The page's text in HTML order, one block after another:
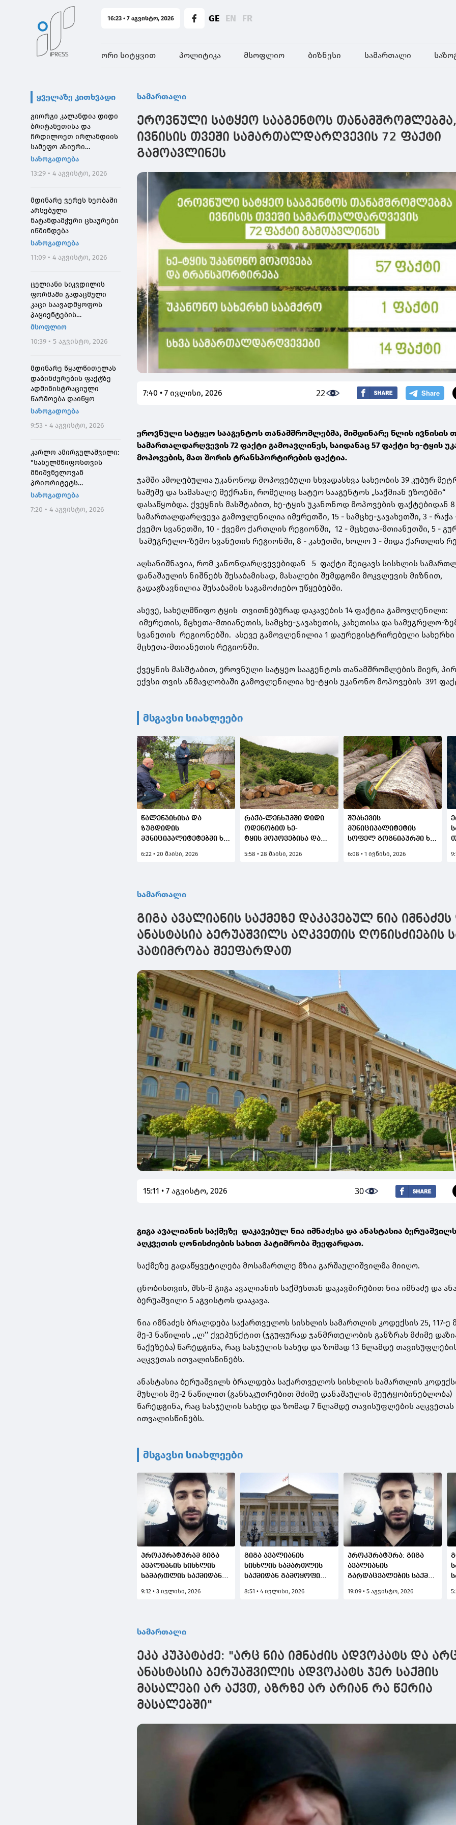
16:23 • 7 აგვისტო, 2026 GE EN FR
ორი სიტყვით პოლიტიკა მსოფლიო ბიზნესი სამართალი
ყველაზე კითხვადი
გიორგი კალანდია დიდი
ბრიტანეთისა და
ჩრდილოეთ ირლანდიის
სამეფო აზიური
საზოგადოების
საზოგადოება
13:29 • 4 აგვისტო, 2026
მდინარე ვერეს ხეობაში
არსებული
ნატანდამჭერი ცხაურები
იწმინდება
საზოგადოება
11:09 • 4 აგვისტო, 2026
ცელიანი სიკვდილის
ფორმაში გადაცმული
კაცი საავადმყოფოს
პაციენტების
შეშინებისთვის
მსოფლიო
10:39 • 5 აგვისტო, 2026
მდინარე წყალწითელას
დაბინძურების ფაქტზე
ადმინისტრაციული
წარმოება დაიწყო
საზოგადოება
9:53 • 4 აგვისტო, 2026
კარლო ამირგულაშვილი:
"სახელმწიფოსთვის
მნიშვნელოვან
პრიორიტეტს
საქართველოს ტყეების,
დეგრადირებული
საზოგადოება
7:20 • 4 აგვისტო, 2026
სამართალი
ეროვნული სატყეო სააგენტოს თანამშრომლებმა,
ივნისის თვეში სამართალდარღვევის 72 ფაქტი
გამოავლინეს
7:40 • 7 ივლისი, 2026 22
ეროვნული სატყეო სააგენტოს თანამშრომლებმა, მიმდინარე წლის ივნისის
სამართალდარღვევის 72 ფაქტი გამოავლინეს, საიდანაც 57 ფაქტი ხე-ტყის
მოპოვების, მათ შორის ტრანსპორტირების ფაქტია.
ჯამში ამოღებულია უკანონოდ მოპოვებული სხვადასხვა სახეობის 39 კუბურ
საშეშე და სამასალე მექრანი, რომელიც სატეო სააგენტოს „საქმიან ეზოებში“
დასაწყობდა. ქვეყნის მასშტაბით, ხე-ტყის უკანონოდ მოპოვების ფაქტებიდან
სამართალდარღვევა გამოვლენილია იმერეთში, 15 - სამცხე-ჯავახეთში, 3 -
ქვემო სვანეთში, 10 - ქვემო ქართლის რეგიონში, 12 - მცხეთა-მთიანეთში, 5 -
სამეგრელო-ზემო სვანეთის რეგიონში, 8 - კახეთში, ხოლო 3 - შიდა ქართლის
აღსანიშნავია, რომ კანონდარღვევებიდან 5 ფაქტი შეიცავს სისხლის
დანაშაულის ნიშნებს შესაბამისად, მასალები შემდგომი მოკვლევის მიზნით,
გადაგზავნილია შესაბამის საგამოძიებო უწყებებში.
ასევე, სახელმწიფო ტყის თვითნებურად დაკავების 14 ფაქტია გამოვლენილი:
იმერეთის, მცხეთა-მთიანეთის, სამცხე-ჯავახეთის, კახეთისა და სამეგრელო-
სვანეთის რეგიონებში. ასევე გამოვლენილია 1 დაურეგისტრირებელი სახერხი
მცხეთა-მთიანეთის რეგიონში.
ქვეყნის მასშტაბით, ეროვნული სატყეო სააგენტოს თანამშრომლების მიერ,
ექვსი თვის ანმავლობაში გამოვლენილია ხე-ტყის უკანონო მოპოვების 391
მსგავსი სიახლეები
წალენჯიხისა და
ზუგდიდის
მუნიციპალიტეტებში ხე-
მოპოვების ფაქტები
6:22 • 20 მაისი, 2026
რაჭა-ლეჩხუმში დიდი
ოდენობით ხე-
ტყის მოპოვებისა და
ფაქტი გამოვლინეს
5:58 • 28 მაისი, 2026
შუახევის
მუნიციპალიტეტის
სოფელ გოგნიაურში ხე-
მოპოვების ფაქტი
6:08 • 1 ივნისი, 2026
სამართალი
გიგა ავალიანის საქმეზე დაკავებულ ნია იმნაძეს
ანასტასია ბერუაშვილს აღკვეთის ღონისძიების
პატიმრობა შეეფარდათ
15:11 • 7 აგვისტო, 2026 30
გიგა ავალიანის საქმეზე დაკავებულ ნია იმნაძესა და ანასტასია ბერუაშვილს
აღკვეთის ღონისძიების სახით პატიმრობა შეეფარდათ.
საქმეზე გადაწყვეტილება მოსამართლე მზია გარშაულიშვილმა მიიღო.
ცნობისთვის, შსს-მ გიგა ავალიანის საქმესთან დაკავშირებით ნია იმნაძე და
ბერუაშვილი 5 აგვისტოს დააკავა.
ნია იმნაძეს ბრალდება საქართველოს სისხლის სამართლის კოდექსის 25, 117-ე
მე-3 ნაწილის ,,ლ’’ ქვეპუნქტით (ჯგუფურად ჯანმრთელობის განზრახ მძიმე
წაქეზება) წარედგინა, რაც სასჯელის სახედ და ზომად 13 წლამდე
აღკვეთას ითვალისწინებს.
ანასტასია ბერუაშვილს ბრალდება საქართველოს სისხლის სამართლის
მუხლის მე-2 ნაწილით (განსაკუთრებით მძიმე დანაშაულის შეუტყობინებლობა)
წარედგინა, რაც სასჯელის სახედ და ზომად 7 წლამდე თავისუფლების აღკვეთას
ითვალისწინებს.
მსგავსი სიახლეები
პროკურატურამ გიგა
ავალიანის სისხლის
სამართლის საქმიდან
ჯგუფურად
დაზიანებაში
დახმარების ფაქტზე
წარუდგინა
9:12 • 3 ივლისი, 2026
გიგა ავალიანის
სისხლის სამართლის
საქმიდან გამოყოფილ
ჯანმრთელობის
ღონისძიების სახით
პატიმრობა შეეფარდა
8:51 • 4 ივლისი, 2026
პროკურატურა: გიგა
ავალიანის
გარდაცვალების საქმის
ნია იმნაძე
19:09 • 5 აგვისტო, 2026
სამართალი
ეკა კუპატაძე: "არც ნია იმნაძის ადვოკატს და
ანასტასია ბერუაშვილის ადვოკატს ჯერ საქმის
მასალები არ აქვთ, აზრზე არ არიან რა წერია
მასალებში"